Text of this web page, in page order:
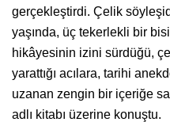
gerçekleştirdi. Çelik
yaşında, üç tekerlekli bir
hikâyesinin izini sürdüğü,
yarattığı acılara, tarihi
uzanan zengin bir içeriğe
adlı kitabı üzerine konuştu.